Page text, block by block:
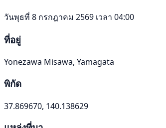
วันพุธที่ 8 กรกฎาคม 2569 เวลา 04:00
ที่อยู่
Yonezawa Misawa, Yamagata
พิกัด
37.869670, 140.138629